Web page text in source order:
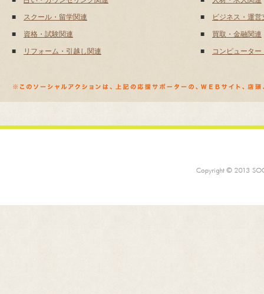
スクール・留学関連
■
資格・試験関連
■
リフォーム・引越し関連
■
ビジネス・運営
■
買取・金融関連
■
コンピュータ
■